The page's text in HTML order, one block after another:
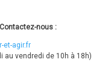
nous :
et-agir.fr
au vendredi de 10h à 18h)